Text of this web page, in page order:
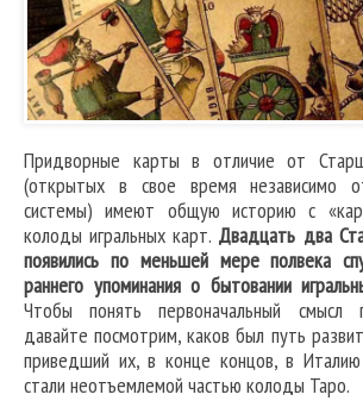
Придворные карты в отличие от
(открытых в свое время независимо
системы) имеют общую историю с
колоды игральных карт. Двадцать два
появились по меньшей мере полвека
раннего упоминания о бытовании
Чтобы понять первоначальный смысл
давайте посмотрим, каков был путь
приведший их, в конце концов, в
стали неотъемлемой частью колоды Таро.